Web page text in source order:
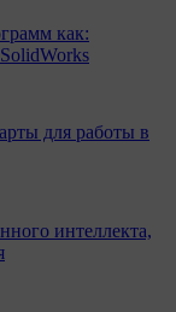
как:
для работы в
интеллекта,